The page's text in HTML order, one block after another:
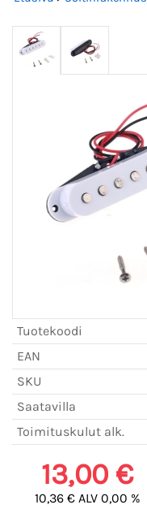
Tuotekoodi
EAN
SKU
Saatavilla
Toimituskulut alk.
13,00 €
10,36 € ALV 0,00 %